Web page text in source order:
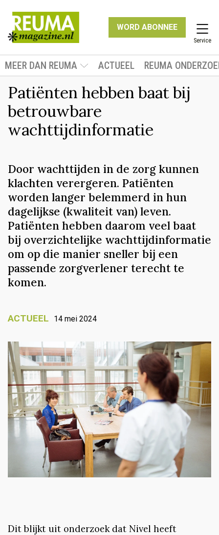
WORD ABONNEE
Service
MEER DAN REUMA ACTUEEL REUMA
Patiënten hebben baat bij
betrouwbare
wachttijdinformatie
Door wachttijden in de zorg kunnen
klachten verergeren. Patiënten
worden langer belemmerd in hun
dagelijkse (kwaliteit van) leven.
Patiënten hebben daarom veel baat
bij overzichtelijke wachttijdinformatie
om op die manier sneller bij een
passende zorgverlener terecht te
komen.
ACTUEEL 14 mei 2024
Dit blijkt uit onderzoek dat Nivel heeft